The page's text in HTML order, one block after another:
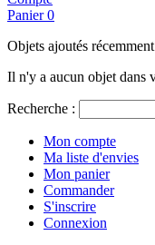
Panier 0
Objets ajoutés récemment
Il n'y a aucun objet dans
Recherche :
Mon compte
Ma liste d'envies
Mon panier
Commander
S'inscrire
Connexion